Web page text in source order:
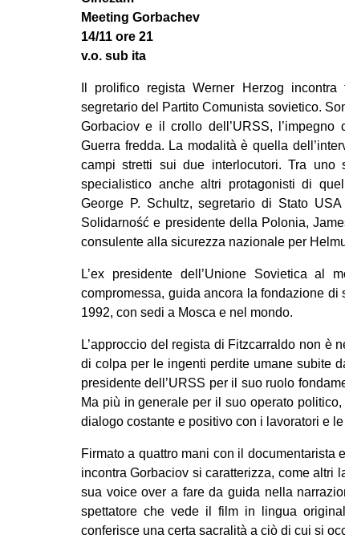
Meeting Gorbachev
14/11 ore 21
v.o. sub ita
Il prolifico regista Werner Herzog
segretario del Partito Comunista sovietico.
Gorbaciov e il crollo dell’URSS, l’impegno
Guerra fredda. La modalità è quella
campi stretti sui due interlocutori. Tra
specialistico anche altri protagonisti di
George P. Schultz, segretario di Stato
Solidarność e presidente della Polonia,
consulente alla sicurezza nazionale per
L’ex presidente dell’Unione Sovietica
compromessa, guida ancora la fondazione
1992, con sedi a Mosca e nel mondo.
L’approccio del regista di Fitzcarraldo non è
di colpa per le ingenti perdite umane subite
presidente dell’URSS per il suo ruolo
Ma più in generale per il suo operato politico,
dialogo costante e positivo con i lavoratori e
Firmato a quattro mani con il
incontra Gorbaciov si caratterizza, come altri
sua voice over a fare da guida nella
spettatore che vede il film in lingua
conferisce una certa sacralità a ciò di cui si